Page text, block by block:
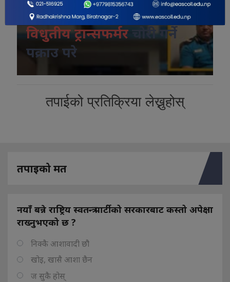
कोशी प्रदेशमा श्रृंङखलावद्व
विधुतीय ट्रान्सफर्मर
चोरी गर्ने
पक्राउ परे
तपाईको प्रतिक्रिया लेख्नुहोस्
तपाइको मत
नयाँ बन्ने राष्ट्रिय स्वतन्त्र पार्टीको सरकारबाट कस्तो अपेक्षा
राख्नुभएको छ ?
निक्कै आशावादी छौ
खोइ, खासै आशा छैन
ज सुकै होस्